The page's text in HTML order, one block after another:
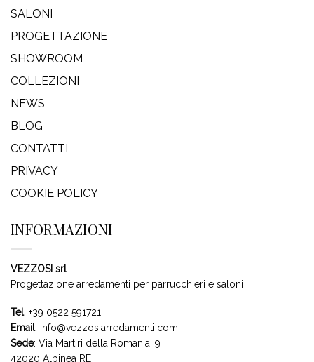
SALONI
PROGETTAZIONE
SHOWROOM
COLLEZIONI
NEWS
BLOG
CONTATTI
PRIVACY
COOKIE POLICY
INFORMAZIONI
VEZZOSI srl
Progettazione arredamenti per parrucchieri e saloni
Tel: +39 0522 591721
Email: info@vezzosiarredamenti.com
Sede: Via Martiri della Romania, 9
42020 Albinea RE